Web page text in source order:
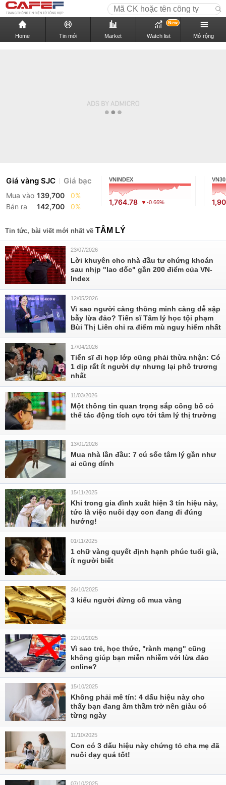
Home Tin mới Market Watch list
New
Mở rộng
Giá vàng SJC Giá bạc
Mua vào 139,700
0%
Bán ra
142,700 0%
VNINDEX
1,764.78 -0.66%
VN30
Tin tức, bài viết mới nhất về TÂM LÝ
23/07/2026
Lời khuyên cho nhà đầu tư chứng khoán
sau nhịp "lao dốc" gần 200 điểm của VN-
Index
12/05/2026
Vì sao người càng thông minh càng dễ sập
bẫy lừa đảo? Tiến sĩ Tâm lý học tội phạm
Bùi Thị Liên chỉ ra điểm mù nguy hiểm nhất
17/04/2026
Tiến sĩ đi họp lớp cũng phải thừa nhận: Có
1 dịp rất ít người dự nhưng lại phô trương
nhất
11/03/2026
Một thông tin quan trọng sắp công bố có
thể tác động tích cực tới tâm lý thị trường
13/01/2026
Mua nhà lần đầu: 7 cú sốc tâm lý gần như
ai cũng dính
15/11/2025
Khi trong gia đình xuất hiện 3 tín hiệu này,
tức là việc nuôi dạy con đang đi đúng
hướng!
01/11/2025
1 chữ vàng quyết định hạnh phúc tuổi già,
ít người biết
26/10/2025
3 kiểu người đừng cố mua vàng
22/10/2025
Vì sao trẻ, học thức, "rành mạng" cũng
không giúp bạn miễn nhiễm với lừa đảo
online?
15/10/2025
Không phải mê tín: 4 dấu hiệu này cho
thấy bạn đang âm thầm trở nên giàu có
từng ngày
11/10/2025
Con có 3 dấu hiệu này chứng tỏ cha mẹ đã
nuôi dạy quá tốt!
07/10/2025